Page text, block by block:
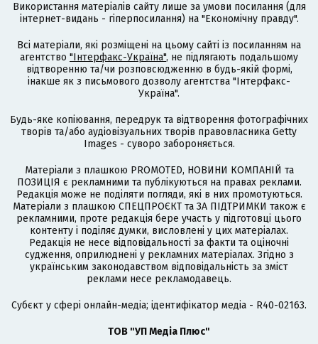
Використання матеріалів сайту лише за умови посилання (для
інтернет-видань - гіперпосилання) на "Економічну правду".
Всі матеріали, які розміщені на цьому сайті із посиланням на
агентство "Інтерфакс-Україна", не підлягають подальшому
відтворенню та/чи розповсюдженню в будь-якій формі,
інакше як з письмового дозволу агентства "Інтерфакс-
Україна".
Будь-яке копіювання, передрук та відтворення фотографічних
творів та/або аудіовізуальних творів правовласника Getty
Images - суворо забороняється.
Матеріали з плашкою PROMOTED, НОВИНИ КОМПАНІЙ та
ПОЗИЦІЯ є рекламними та публікуються на правах реклами.
Редакція може не поділяти погляди, які в них промотуються.
Матеріали з плашкою СПЕЦПРОЄКТ та ЗА ПІДТРИМКИ також є
рекламними, проте редакція бере участь у підготовці цього
контенту і поділяє думки, висловлені у цих матеріалах.
Редакція не несе відповідальності за факти та оціночні
судження, оприлюднені у рекламних матеріалах. Згідно з
українським законодавством відповідальність за зміст
реклами несе рекламодавець.
Cубєкт у сфері онлайн-медіа; ідентифікатор медіа - R40-02163.
ТОВ "УП Медіа Плюс"